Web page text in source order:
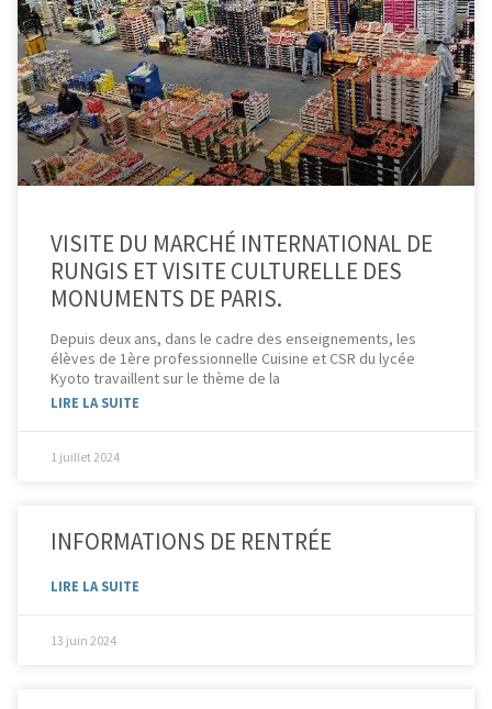
VISITE DU MARCHÉ INTERNATIONAL DE
RUNGIS ET VISITE CULTURELLE DES
MONUMENTS DE PARIS.
Depuis deux ans, dans le cadre des enseignements, les
élèves de 1ère professionnelle Cuisine et CSR du lycée
Kyoto travaillent sur le thème de la
LIRE LA SUITE
1 juillet 2024
INFORMATIONS DE RENTRÉE
LIRE LA SUITE
13 juin 2024